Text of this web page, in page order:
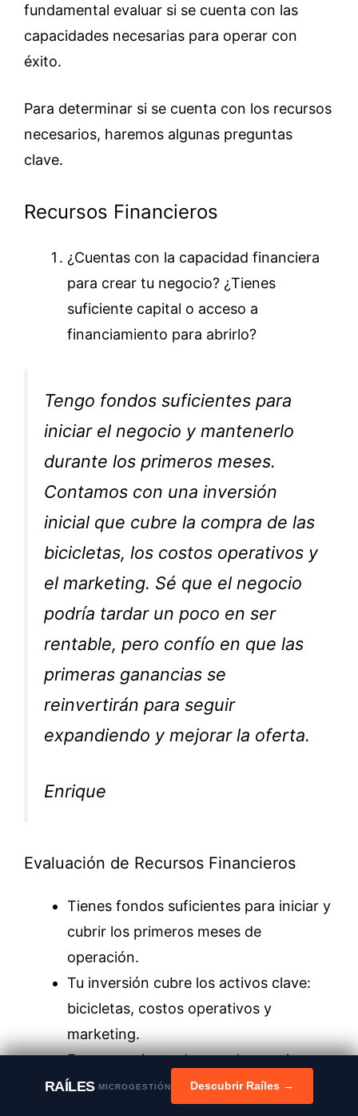
fundamental evaluar si se cuenta con las
capacidades necesarias para operar con
éxito.
Para determinar si se cuenta con los recursos
necesarios, haremos algunas preguntas
clave.
Recursos Financieros
¿Cuentas con la capacidad financiera
para crear tu negocio? ¿Tienes
suficiente capital o acceso a
financiamiento para abrirlo?
Tengo fondos suficientes para
iniciar el negocio y mantenerlo
durante los primeros meses.
Contamos con una inversión
inicial que cubre la compra de las
bicicletas, los costos operativos y
el marketing. Sé que el negocio
podría tardar un poco en ser
rentable, pero confío en que las
primeras ganancias se
reinvertirán para seguir
expandiendo y mejorar la oferta.
Enrique
Evaluación de Recursos Financieros
Tienes fondos suficientes para iniciar y
cubrir los primeros meses de
operación.
Tu inversión cubre los activos clave:
bicicletas, costos operativos y
marketing.
Eres consciente de que el negocio
podría tardar en ser rentable y tienes
RAÍLESMICROGESTIÓN Descubrir Raíles →